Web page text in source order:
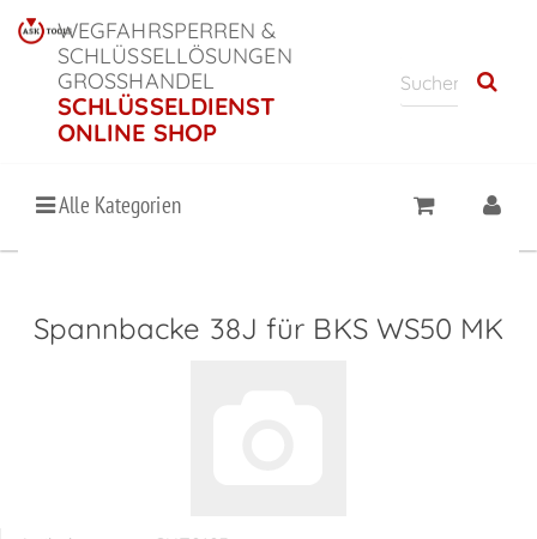
WEGFAHRSPERREN &
SCHLÜSSELLÖSUNGEN
GROSSHANDEL
SCHLÜSSELDIENST
ONLINE SHOP
Alle Kategorien
Spannbacke 38J für BKS WS50 MK